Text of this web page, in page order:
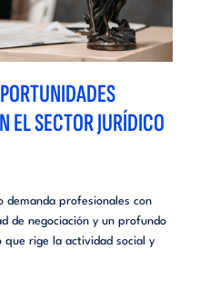
EL SECTOR JURÍDICO
demanda profesionales con
de negociación y un profundo
rige la actividad social y